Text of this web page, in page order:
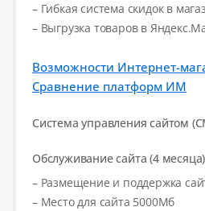
– Гибкая система скидок в
– Выгрузка товаров в
Возможности Интернет-
Сравнение платформ ИМ
Система управления сайтом
Обслуживание сайта (4 месяца)
– Размещение и поддержка
– Место для сайта 5000Мб